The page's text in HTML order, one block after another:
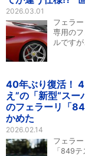
2026.03.01
フェラ
専用の
ルです
40年ぶり復活！
え”の「新型“ス
のフェラーリ「
かめた
2026.02.14
フェラ
「849